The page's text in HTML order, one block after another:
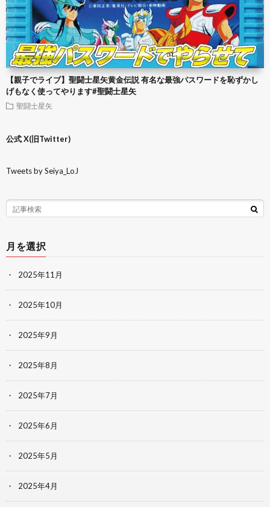
【親子でライブ】聖闘士星矢黄金伝説 有名な最強パスワードを恥ずかし
げもなく使ってやります#聖闘士星矢
聖闘士星矢
公式 X(旧Twitter)
Tweets by Seiya_LoJ
月を選択
2025年11月
2025年10月
2025年9月
2025年8月
2025年7月
2025年6月
2025年5月
2025年4月